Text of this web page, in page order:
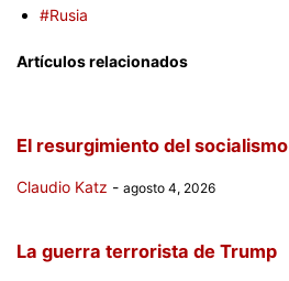
#Rusia
Artículos relacionados
El resurgimiento del socialismo
Claudio Katz - agosto 4, 2026
La guerra terrorista de Trump